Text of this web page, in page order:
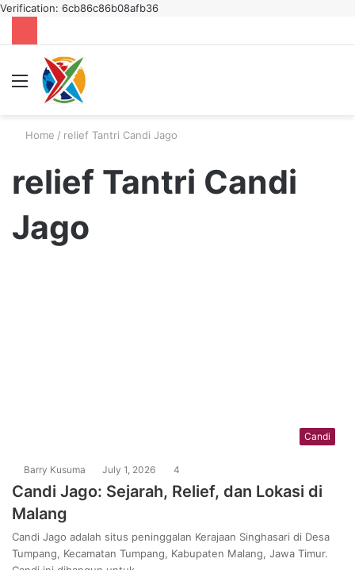
Verification: 6cb86c86b08afb36
Menu
Home / relief Tantri Candi Jago
relief Tantri Candi
Jago
Candi
Barry Kusuma July 1, 2026 4
Candi Jago: Sejarah, Relief, dan Lokasi di
Malang
Candi Jago adalah situs peninggalan Kerajaan Singhasari di Desa
Tumpang, Kecamatan Tumpang, Kabupaten Malang, Jawa Timur.